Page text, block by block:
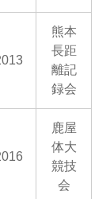
熊本
長距
離記
録会
鹿屋
体大
競技
会